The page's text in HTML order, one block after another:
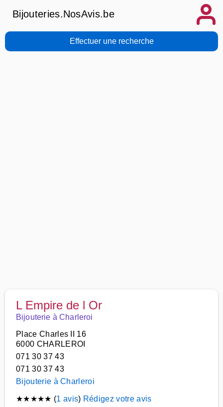
Bijouteries.NosAvis.be
Effectuer une recherche
L Empire de l Or
Bijouterie à Charleroi
Place Charles II 16
6000 CHARLEROI
071 30 37 43
071 30 37 43
Bijouterie à Charleroi
★★★★★ (1 avis) Rédigez votre avis